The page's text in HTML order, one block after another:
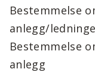
Bestemmelse
anlegg/
Bestemmelse
anlegg